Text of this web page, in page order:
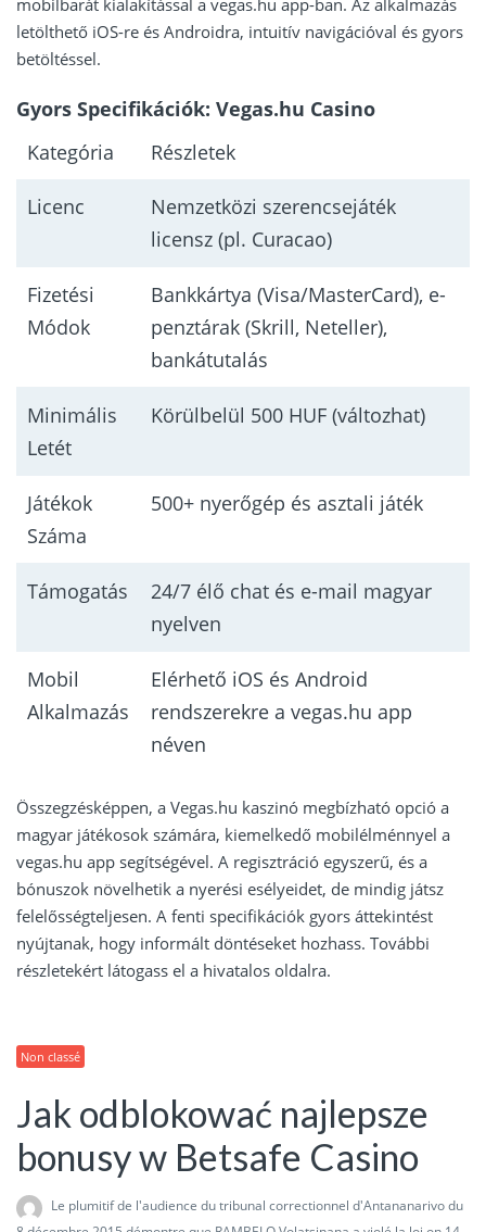
mobilbarát kialakítással a vegas.hu app-ban. Az alkalmazás
letölthető iOS-re és Androidra, intuitív navigációval és gyors
betöltéssel.
Gyors Specifikációk: Vegas.hu Casino
Kategória
Részletek
Licenc
Nemzetközi szerencsejáték
licensz (pl. Curacao)
Fizetési
Módok
Bankkártya (Visa/MasterCard), e-
penztárak (Skrill, Neteller),
bankátutalás
Minimális
Letét
Körülbelül 500 HUF (változhat)
Játékok
Száma
500+ nyerőgép és asztali játék
Támogatás
24/7 élő chat és e-mail magyar
nyelven
Mobil
Alkalmazás
Elérhető iOS és Android
rendszerekre a vegas.hu app
néven
Összegzésképpen, a Vegas.hu kaszinó megbízható opció a
magyar játékosok számára, kiemelkedő mobilélménnyel a
vegas.hu app segítségével. A regisztráció egyszerű, és a
bónuszok növelhetik a nyerési esélyeidet, de mindig játsz
felelősségteljesen. A fenti specifikációk gyors áttekintést
nyújtanak, hogy informált döntéseket hozhass. További
részletekért látogass el a hivatalos oldalra.
Non classé
Jak odblokować najlepsze
bonusy w Betsafe Casino
Le plumitif de l'audience du tribunal correctionnel d'Antananarivo du